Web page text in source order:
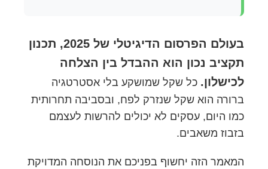
בעולם הפרסום הדיגיטלי של 2025, תכנון
תקציב נכון הוא ההבדל בין הצלחה
לכישלון. כל שקל שמושקע בלי אסטרטגיה
ברורה הוא שקל שנזרק לפח, ובסביבה תחרותית
כמו היום, עסקים לא יכולים להרשות לעצמם
בזבוז משאבים.
המאמר הזה יחשוף בפניכם את הנוסחה המדויקת